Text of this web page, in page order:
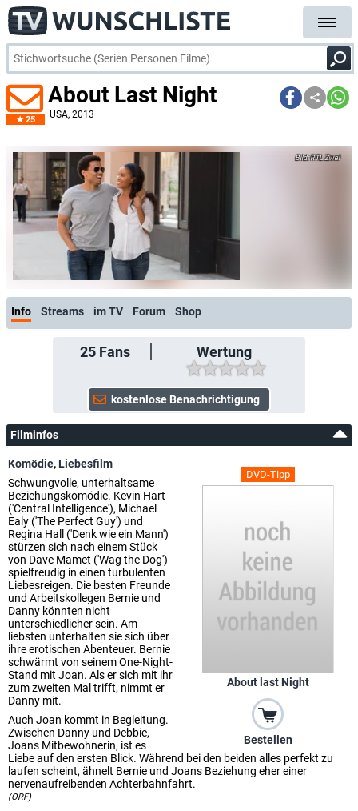
25
About Last Night
USA, 2013
RTL Zwei
Info Streams im TV Forum Shop
25Fans Wertung
Filminfos
DVD-Tipp
About last Night
Bestellen
Komödie,Liebesfilm
Schwungvolle, unterhaltsame
Beziehungskomödie. Kevin Hart
('Central Intelligence'), Michael
Ealy ('The Perfect Guy') und
Regina Hall ('Denk wie ein Mann')
stürzen sich nach einem Stück
von Dave Mamet ('Wag the Dog')
spielfreudig in einen turbulenten
Liebesreigen. Die besten Freunde
und Arbeitskollegen Bernie und
Danny könnten nicht
unterschiedlicher sein. Am
liebsten unterhalten sie sich über
ihre erotischen Abenteuer. Bernie
schwärmt von seinem One-Night-
Stand mit Joan. Als er sich mit ihr
zum zweiten Mal trifft, nimmt er
Danny mit.
Auch Joan kommt in Begleitung.
Zwischen Danny und Debbie,
Joans Mitbewohnerin, ist es
Liebe auf den ersten Blick. Während bei den beiden alles perfekt zu
laufen scheint, ähnelt Bernie und Joans Beziehung eher einer
nervenaufreibenden Achterbahnfahrt.
(ORF)